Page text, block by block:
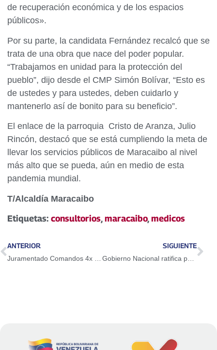
de recuperación económica y de los espacios
públicos».
Por su parte, la candidata Fernández recalcó que se
trata de una obra que nace del poder popular.
“Trabajamos en unidad para la protección del
pueblo”, dijo desde el CMP Simón Bolívar, “Esto es
de ustedes y para ustedes, deben cuidarlo y
mantenerlo así de bonito para su beneficio”.
El enlace de la parroquia Cristo de Aranza, Julio
Rincón, destacó que se está cumpliendo la meta de
llevar los servicios públicos de Maracaibo al nivel
más alto que se pueda, aún en medio de esta
pandemia mundial.
T/Alcaldía Maracaibo
Etiquetas: consultorios,maracaibo,medicos
ANTERIOR SIGUIENTE
Gobierno Nacional ratifica políticas integrales de atención social en el Día Mundial de la Alimentación